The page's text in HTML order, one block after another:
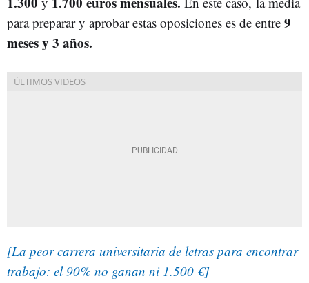
para preparar y aprobar estas oposiciones es de entre 9
meses y 3 años.
[La peor carrera universitaria de letras para encontrar
trabajo: el 90% no ganan ni 1.500 €]